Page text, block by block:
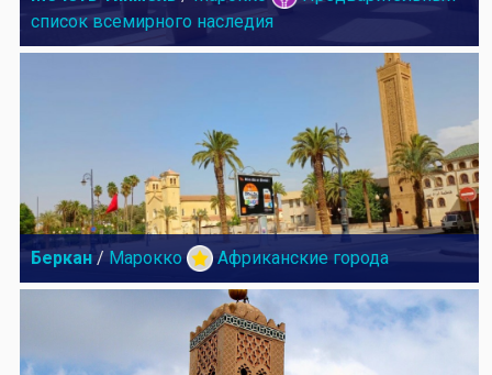
список всемирного наследия
Беркан / Марокко Африканские города